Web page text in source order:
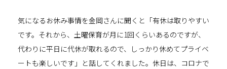
気になるお休み事情を金岡さんに聞くと「有休は取りやすい
です。それから、土曜保育が月に1回くらいあるのですが、
代わりに平日に代休が取れるので、しっかり休めてプライベ
ートも楽しいです」と話してくれました。休日は、コロナで